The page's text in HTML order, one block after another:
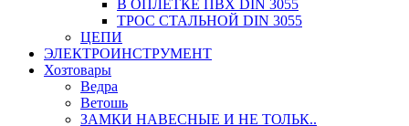
В ОПЛЕТКЕ ПВХ DIN 3055
ТРОС СТАЛЬНОЙ DIN 3055
ЦЕПИ
ЭЛЕКТРОИНСТРУМЕНТ
Хозтовары
Ведра
Ветошь
ЗАМКИ НАВЕСНЫЕ И НЕ ТОЛЬК..